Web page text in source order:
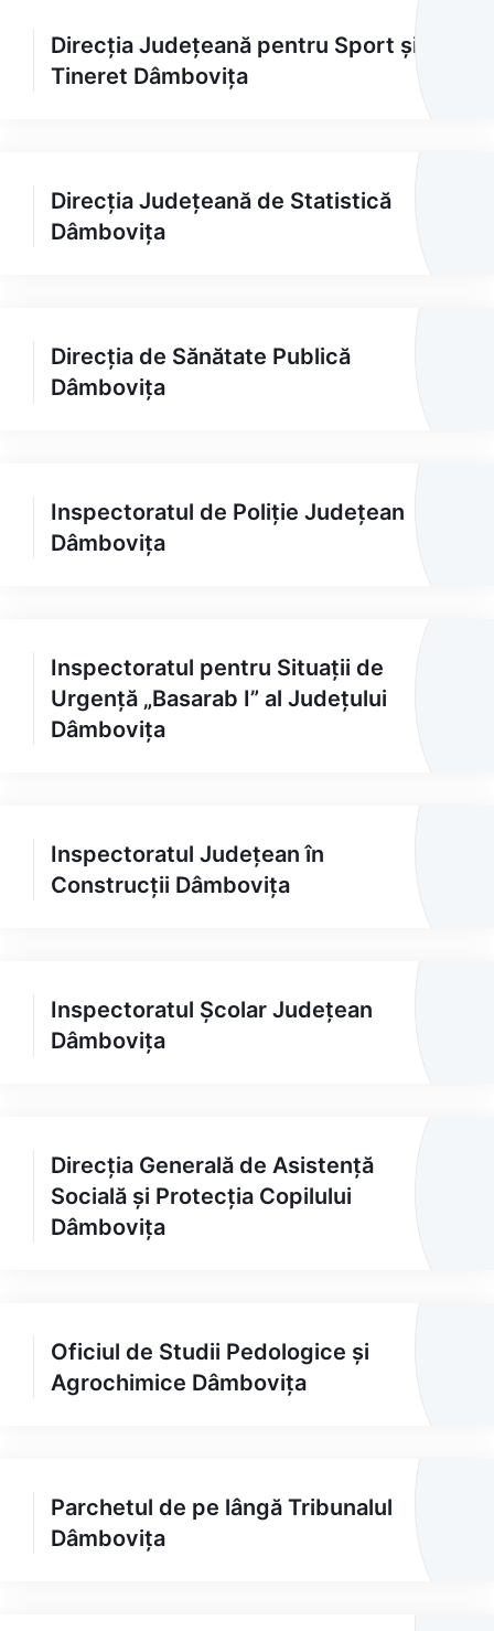
Direcția Județeană pentru Sport și
Tineret Dâmbovița
Direcția Județeană de Statistică
Dâmbovița
Direcția de Sănătate Publică
Dâmbovița
Inspectoratul de Poliție Județean
Dâmbovița
Inspectoratul pentru Situații de
Urgență „Basarab I” al Județului
Dâmbovița
Inspectoratul Județean în
Construcții Dâmbovița
Inspectoratul Școlar Județean
Dâmbovița
Direcția Generală de Asistență
Socială și Protecția Copilului
Dâmbovița
Oficiul de Studii Pedologice și
Agrochimice Dâmbovița
Parchetul de pe lângă Tribunalul
Dâmbovița